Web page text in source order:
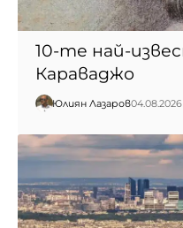
10-те най-
Караваджо
Юлиян Лазаров04.08.2026